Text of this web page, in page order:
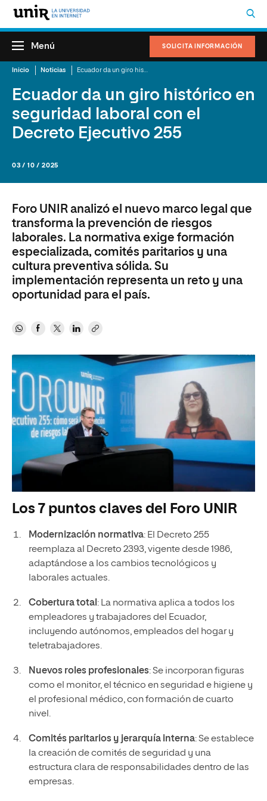
SOLICITA INFORMACIÓN
Menú
Inicio Noticias
Ecuador da un giro histórico en
seguridad laboral con el
Decreto Ejecutivo 255
03 / 10 / 2025
Foro UNIR analizó el nuevo marco legal que
transforma la prevención de riesgos
laborales. La normativa exige formación
especializada, comités paritarios y una
cultura preventiva sólida. Su
implementación representa un reto y una
oportunidad para el país.
Los 7 puntos claves del Foro UNIR
Modernización normativa: El Decreto 255
reemplaza al Decreto 2393, vigente desde 1986,
adaptándose a los cambios tecnológicos y
laborales actuales.
Cobertura total : La normativa aplica a todos los
empleadores y trabajadores del Ecuador,
incluyendo autónomos, empleados del hogar y
teletrabajadores.
Nuevos roles profesionales: Se incorporan figuras
como el monitor, el técnico en seguridad e higiene y
el profesional médico, con formación de cuarto
nivel.
Comités paritarios y jerarquía interna: Se establece
la creación de comités de seguridad y una
estructura clara de responsabilidades dentro de las
empresas.